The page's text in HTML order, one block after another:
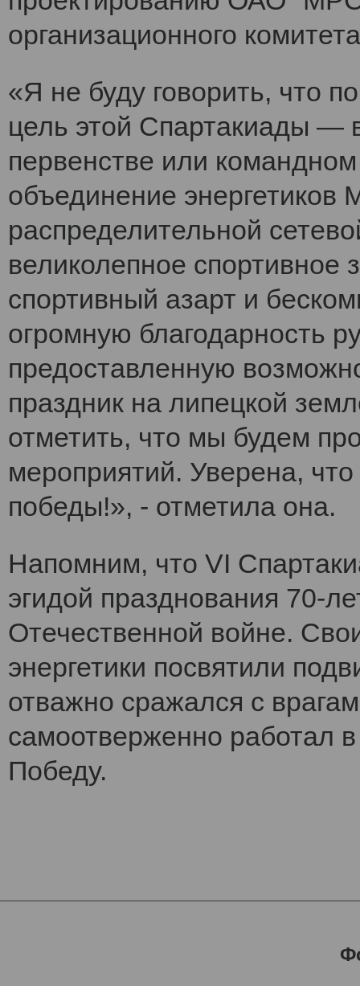
организационного
«Я не буду говорить, что
цель этой Спартакиады —
первенстве или
объединение энергетиков
распределительной
великолепное
спортивный азарт и
огромную благодарность
предоставленную
праздник на липецкой
отметить, что мы будем
мероприятий. Уверена,
победы!», - отметила она.
Напомним, что VI
эгидой празднования 70-
Отечественной войне.
энергетики посвятили
отважно сражался с
самоотверженно работал
Победу.